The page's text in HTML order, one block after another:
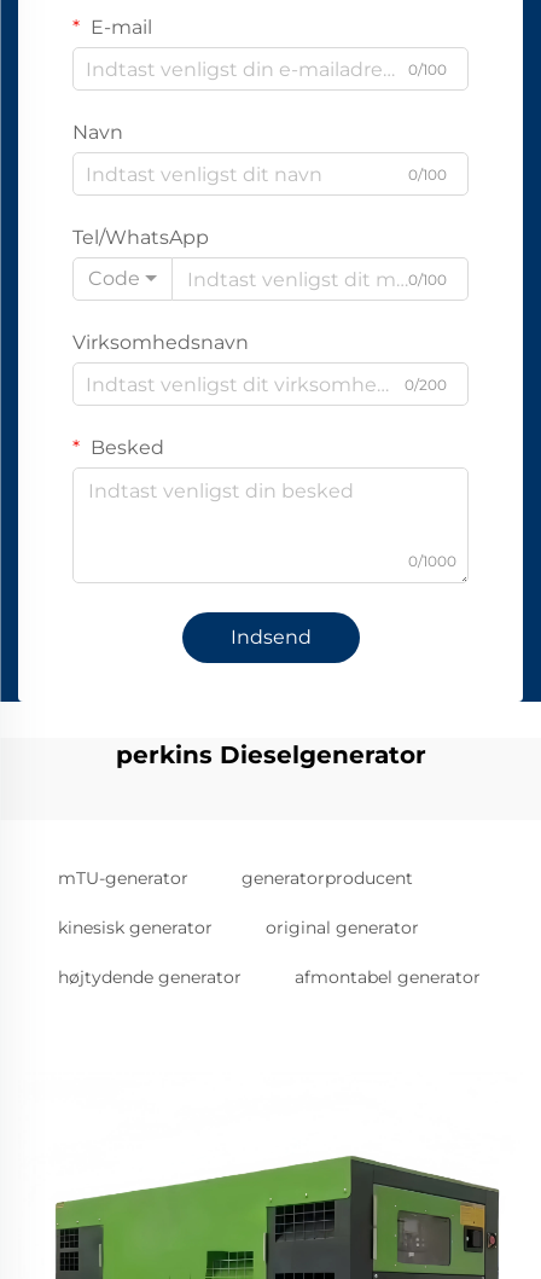
E-mail
0/100
Navn
0/100
Tel/WhatsApp
Code
0/100
Virksomhedsnavn
0/200
Besked
0/1000
Indsend
perkins Dieselgenerator
mTU-generator generatorproducent
kinesisk generator original generator
højtydende generator afmontabel generator